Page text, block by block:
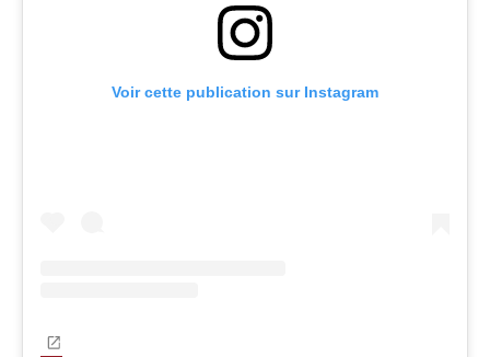
Voir cette publication sur Instagram